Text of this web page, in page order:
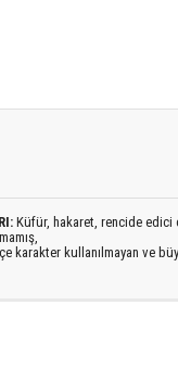
Küfür, hakaret, rencide edici
karakter kullanılmayan ve